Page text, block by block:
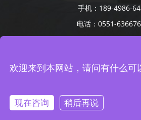
手机： 189-4986-
电话：0551-
Copyright © 2014-2022 安徽译博翻译咨
承接合肥、芜湖、蚌埠、滁州、阜阳、六
欢迎来到本网站，请问有什么可
现在咨询 稍后再说